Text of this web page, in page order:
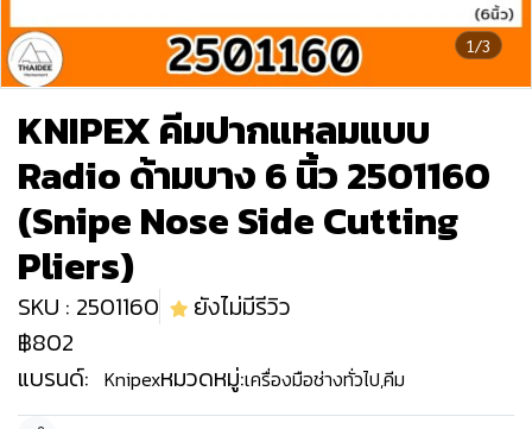
1/3
KNIPEX คีมปากแหลมแบบ
Radio ด้ามบาง 6 นิ้ว 2501160
(Snipe Nose Side Cutting
Pliers)
SKU : 2501160
ยังไม่มีรีวิว
฿802
แบรนด์: Knipexหมวดหมู่:เครื่องมือช่างทั่วไป,คีม